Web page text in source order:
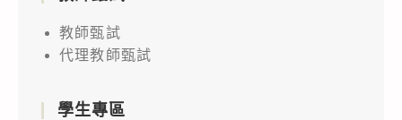
教師甄試
代理教師甄試
學生專區